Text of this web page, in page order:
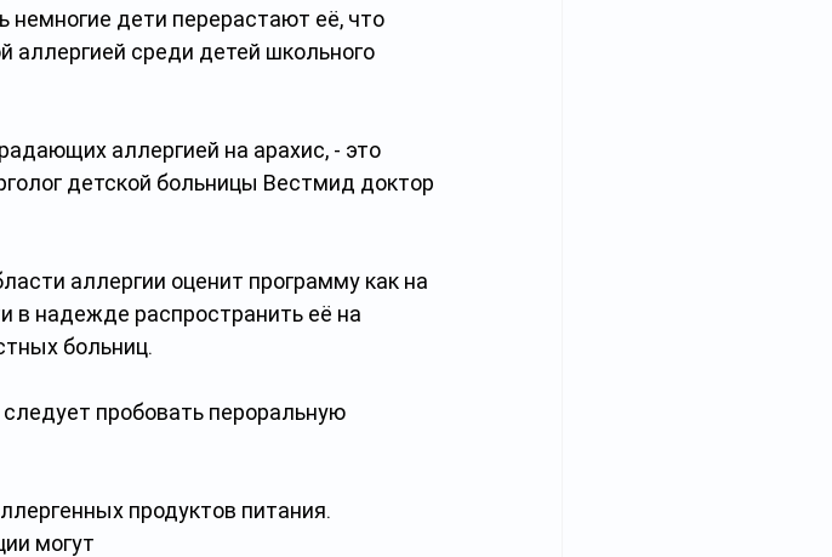
немногие дети перерастают её, что
аллергией среди детей школьного
аллергией на арахис, - это
детской больницы Вестмид доктор
аллергии оценит программу как на
в надежде распространить её на
больниц.
пробовать пероральную
продуктов питания.
могут